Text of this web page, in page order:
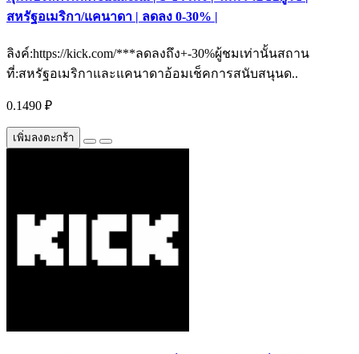
สหรัฐอเมริกา/แคนาดา | ลดลง 0-30% |
ลิงค์:https://kick.com/***ลดลงถึง+-30%ผู้ชมเท่านั้นสถาน
ที่:สหรัฐอเมริกาและแคนาดาอ้อมเช็คการสนับสนุนด..
0.1490 ₽
เพิ่มลงตะกร้า